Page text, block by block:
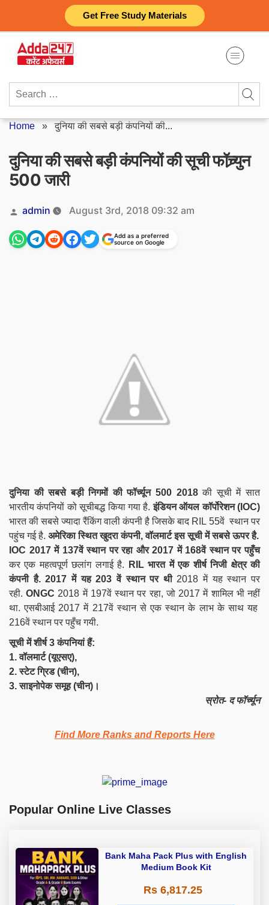
Get Free Study Materials
content
Search
Home »दुनिया की सबसे बड़ी कंपनियों की...
दुनिया की सबसे बड़ी कंपनियों की सूची फॉच्र्युन
500 जारी
Posted
by
admin August 3rd, 2018 09:32 am
Add as a preferred
source on Google
दुनिया की सबसे बड़ी निगमों की फॉर्च्यून 500 2018की सूची में सात
भारतीय कंपनियों को सूचीबद्ध किया गया है.इंडियन ऑयल कॉर्पोरेशन (IOC)
भारत की सबसे ज्यादा रैंकिंग वाली कंपनी है जिसके बाद RIL 55वें स्थान पर
पहुंच गई है. अमेरिका स्थित खुदरा कंपनी, वॉलमार्ट इस सूची में सबसे ऊपर है.
IOC 2017 में 137वें स्थान पर रहा और 2017 में 168वें स्थान पर पहुँच
कर एक महत्वपूर्ण छलांग लगाई है.
RIL भारत में एक शीर्ष निजी क्षेत्र की
कंपनी है. 2017 में यह 203 वें स्थान पर थी2018 में यह स्थान पर
रही.ONGC 2018 में 197वें स्थान पर रहा, जो 2017 में शामिल भी नहीं
था. एसबीआई 2017 में 217वें स्थान से एक स्थान के लाभ के साथ यह
216वें स्थान पर पहुँच गयी.
सूची में शीर्ष 3 कंपनियां हैं:
1. वॉलमार्ट (यूएसए),
2. स्टेट ग्रिड (चीन),
3. साइनोपेक समूह (चीन)।
स्रोत- द फॉर्च्यून
Find More Ranks and Reports Here
Popular Online Live Classes
Bank Maha Pack Plus with English
Medium Book Kit
Rs 6,817.25